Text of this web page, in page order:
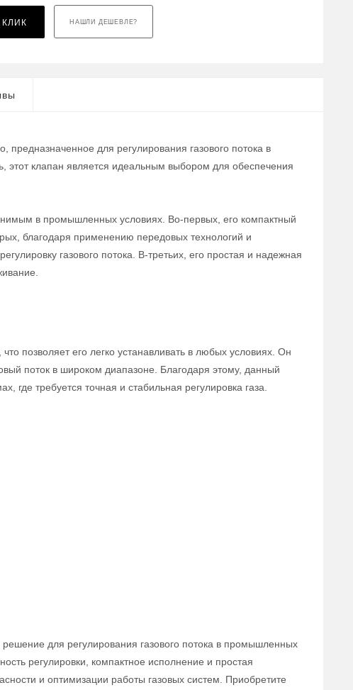
КЛИК НАШЛИ ДЕШЕВЛЕ?
для регулирования газового потока в
клапан является идеальным выбором для обеспечения
в промышленных условиях. Во-первых, его компактный
благодаря применению передовых технологий и
газового потока. В-третьих, его простая и надежная
позволяет его легко устанавливать в любых условиях. Он
поток в широком диапазоне. Благодаря этому, данный
требуется точная и стабильная регулировка газа.
для регулирования газового потока в промышленных
регулировки, компактное исполнение и простая
и оптимизации работы газовых систем. Приобретите